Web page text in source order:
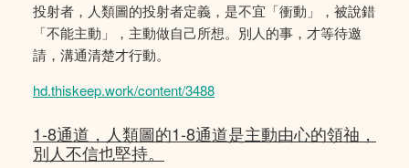
投射者，人類圖的投射者定義，是不宜「衝動」，被說錯
「不能主動」，主動做自己所想。別人的事，才等待邀
請，溝通清楚才行動。
hd.thiskeep.work/content/3488
1-8通道，人類圖的1-8通道是主動由心的領䄂，
別人不信也堅持。